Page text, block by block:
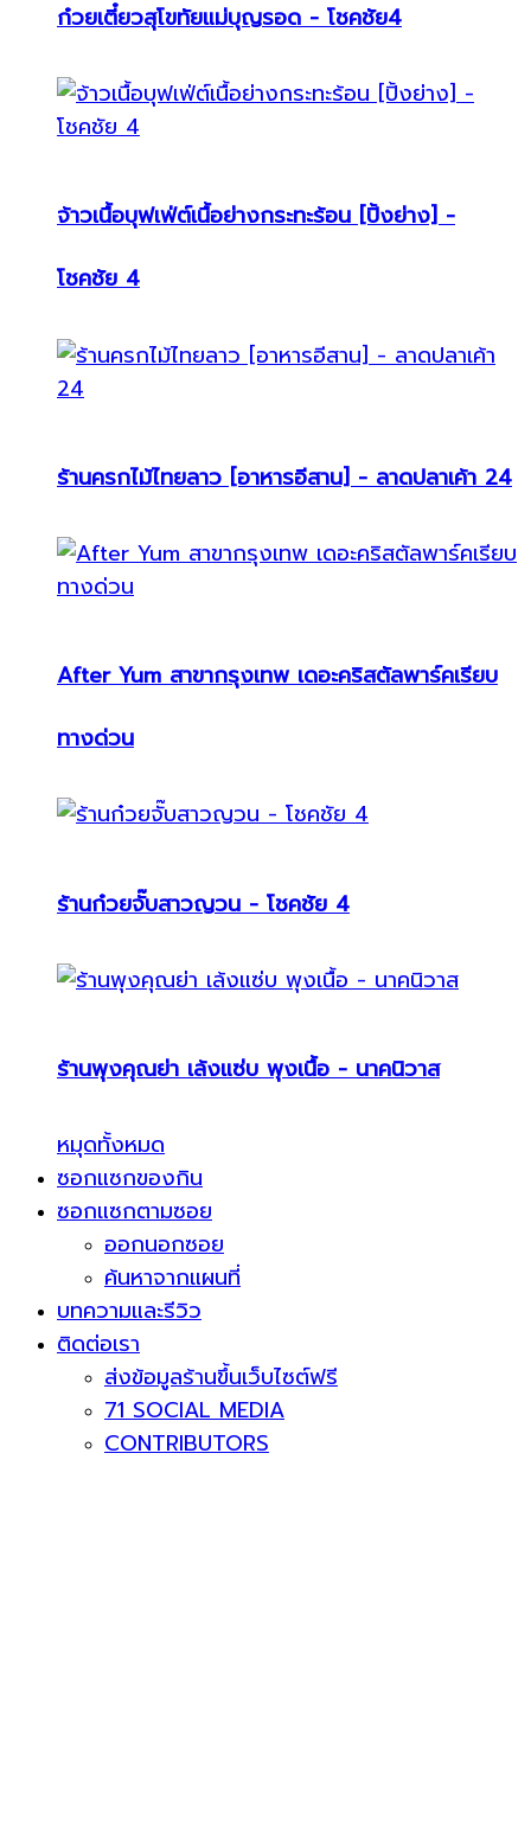
ก๋วยเตี๋ยวสุโขทัยแม่บุญรอด - โชคชัย4
จ้าวเนื้อบุฟเฟ่ต์เนื้อย่างกระทะร้อน [ปิ้งย่าง] -
โชคชัย 4
ร้านครกไม้ไทยลาว [อาหารอีสาน] - ลาดปลาเค้า 24
After Yum สาขากรุงเทพ เดอะคริสตัลพาร์คเรียบ
ทางด่วน
ร้านก๋วยจั๊บสาวญวน - โชคชัย 4
ร้านพุงคุณย่า เล้งแซ่บ พุงเนื้อ - นาคนิวาส
หมุดทั้งหมด
ซอกแซกของกิน
ซอกแซกตามซอย
ออกนอกซอย
ค้นหาจากแผนที่
บทความและรีวิว
ติดต่อเรา
ส่งข้อมูลร้านขึ้นเว็บไซต์ฟรี
71 SOCIAL MEDIA
CONTRIBUTORS